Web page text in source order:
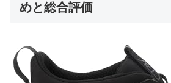
めと総合評価